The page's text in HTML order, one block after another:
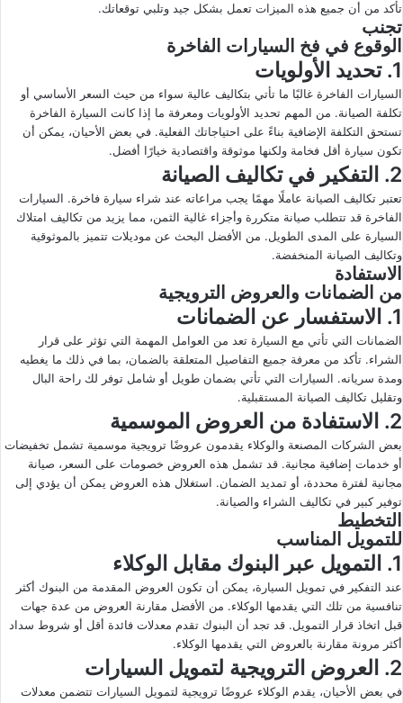
تأكد من أن جميع هذه الميزات تعمل بشكل جيد وتلبي توقعاتك.
تجنب
الوقوع في فخ السيارات الفاخرة
1. تحديد الأولويات
السيارات الفاخرة غالبًا ما تأتي بتكاليف عالية سواء من حيث السعر الأساسي أو
تكلفة الصيانة. من المهم تحديد الأولويات ومعرفة ما إذا كانت السيارة الفاخرة
تستحق التكلفة الإضافية بناءً على احتياجاتك الفعلية. في بعض الأحيان، يمكن أن
تكون سيارة أقل فخامة ولكنها موثوقة واقتصادية خيارًا أفضل.
2. التفكير في تكاليف الصيانة
تعتبر تكاليف الصيانة عاملًا مهمًا يجب مراعاته عند شراء سيارة فاخرة. السيارات
الفاخرة قد تتطلب صيانة متكررة وأجزاء غالية الثمن، مما يزيد من تكاليف امتلاك
السيارة على المدى الطويل. من الأفضل البحث عن موديلات تتميز بالموثوقية
وتكاليف الصيانة المنخفضة.
الاستفادة
من الضمانات والعروض الترويجية
1. الاستفسار عن الضمانات
الضمانات التي تأتي مع السيارة تعد من العوامل المهمة التي تؤثر على قرار
الشراء. تأكد من معرفة جميع التفاصيل المتعلقة بالضمان، بما في ذلك ما يغطيه
ومدة سريانه. السيارات التي تأتي بضمان طويل أو شامل توفر لك راحة البال
وتقليل تكاليف الصيانة المستقبلية.
2. الاستفادة من العروض الموسمية
بعض الشركات المصنعة والوكلاء يقدمون عروضًا ترويجية موسمية تشمل تخفيضات
أو خدمات إضافية مجانية. قد تشمل هذه العروض خصومات على السعر، صيانة
مجانية لفترة محددة، أو تمديد الضمان. استغلال هذه العروض يمكن أن يؤدي إلى
توفير كبير في تكاليف الشراء والصيانة.
التخطيط
للتمويل المناسب
1. التمويل عبر البنوك مقابل الوكلاء
عند التفكير في تمويل السيارة، يمكن أن تكون العروض المقدمة من البنوك أكثر
تنافسية من تلك التي يقدمها الوكلاء. من الأفضل مقارنة العروض من عدة جهات
قبل اتخاذ قرار التمويل. قد تجد أن البنوك تقدم معدلات فائدة أقل أو شروط سداد
أكثر مرونة مقارنة بالعروض التي يقدمها الوكلاء.
2. العروض الترويجية لتمويل السيارات
في بعض الأحيان، يقدم الوكلاء عروضًا ترويجية لتمويل السيارات تتضمن معدلات